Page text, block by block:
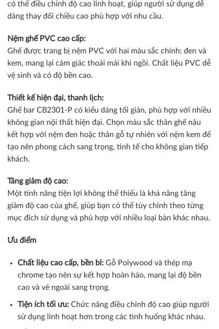
có thể điều chỉnh độ cao linh hoạt, giúp người sử dụng dễ
dàng thay đổi chiều cao phù hợp với nhu cầu.
Nệm ghế PVC cao cấp:
Ghế được trang bị nệm PVC với hai màu sắc chính: đen và
kem, mang lại cảm giác thoải mái khi ngồi. Chất liệu PVC dễ
vệ sinh và có độ bền cao.
Thiết kế hiện đại, thanh lịch:
Ghế bar CB2301-P có kiểu dáng tối giản, phù hợp với nhiều
không gian nội thất hiện đại. Chọn màu sắc thân ghế nâu
kết hợp với nệm đen hoặc thân gỗ tự nhiên với nệm kem để
tạo nên phong cách sang trọng, tinh tế cho không gian tiếp
khách.
Tăng giảm độ cao:
Một tính năng tiện lợi không thể thiếu là khả năng tăng
giảm độ cao của ghế, giúp bạn có thể tùy chỉnh theo từng
mục đích sử dụng và phù hợp với nhiều loại bàn khác nhau.
Ưu điểm
Chất liệu cao cấp, bền bỉ:Gỗ Polywood và thép mạ
chrome tạo nên sự kết hợp hoàn hảo, mang lại độ bền
cao và vẻ ngoài sang trọng.
Tiện ích tối ưu:Chức năng điều chỉnh độ cao giúp người
sử dụng linh hoạt hơn trong các tình huống khác nhau.